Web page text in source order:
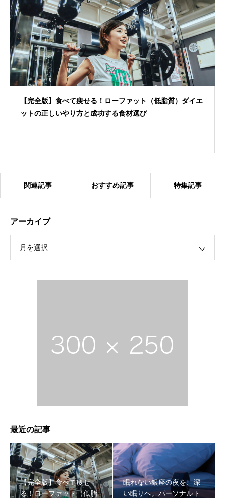
【完全版】食べて痩せる！ローファット（低脂質）ダイエ
ットの正しいやり方と成功する食材選び
眠れない銀座の夜を、深い眠りへ。パーソナルトレーニン
る方法。プロが教えるスマートな外食戦略
関連記事 おすすめ記事 特集記事
アーカイブ
月を選択
最近の記事
【完全版】食べて痩せ
る！ローファット（低脂
眠れない銀座の夜を、深
い眠りへ。パーソナルト